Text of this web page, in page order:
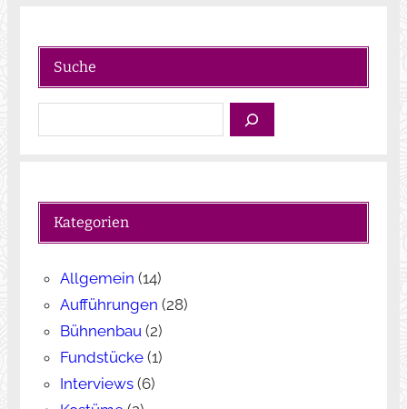
Suche
u
n
Kategorien
Allgemein (14)
Aufführungen (28)
Bühnenbau(2)
Fundstücke(1)
Interviews(6)